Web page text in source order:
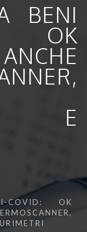
BENI
OK
E
COVID: OK